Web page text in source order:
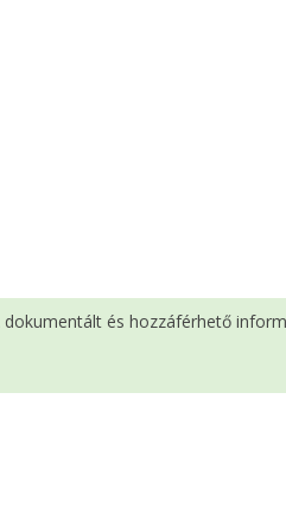
és hozzáférhető